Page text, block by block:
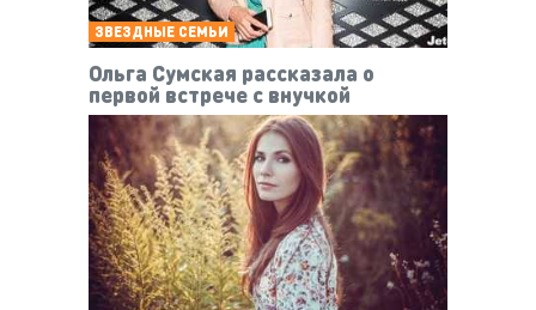
ЗВЕЗДНЫЕ СЕМЬИ
Ольга Сумская рассказала о
первой встрече с внучкой